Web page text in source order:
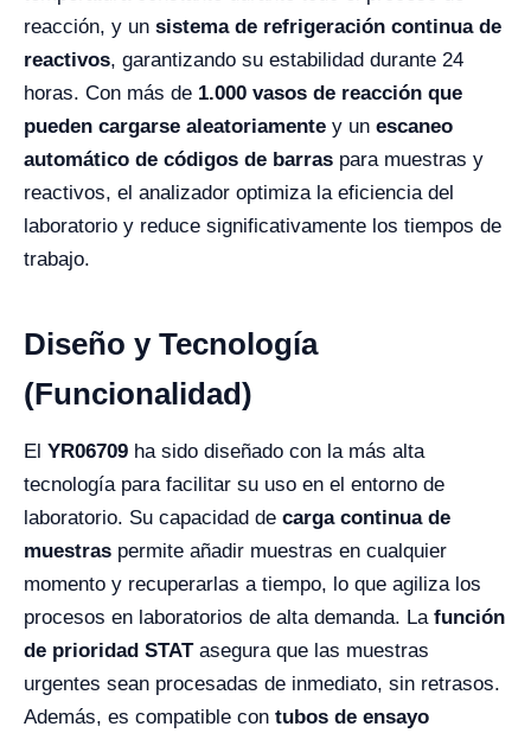
reacción, y un sistema de refrigeración continua de
reactivos, garantizando su estabilidad durante 24
horas. Con más de 1.000 vasos de reacción que
pueden cargarse aleatoriamente y un escaneo
automático de códigos de barras para muestras y
reactivos, el analizador optimiza la eficiencia del
laboratorio y reduce significativamente los tiempos de
trabajo.
Diseño y Tecnología
(Funcionalidad)
El YR06709 ha sido diseñado con la más alta
tecnología para facilitar su uso en el entorno de
laboratorio. Su capacidad de carga continua de
muestras permite añadir muestras en cualquier
momento y recuperarlas a tiempo, lo que agiliza los
procesos en laboratorios de alta demanda. La función
de prioridad STATasegura que las muestras
urgentes sean procesadas de inmediato, sin retrasos.
Además, es compatible con tubos de ensayo